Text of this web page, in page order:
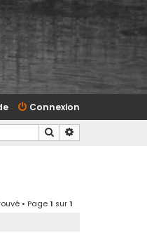
Connexion
Rechercher
• Page1 sur1